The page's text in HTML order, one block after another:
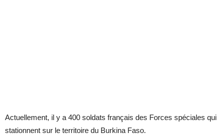
Actuellement, il y a 400 soldats français des Forces spéciales qui
stationnent sur le territoire du Burkina Faso.